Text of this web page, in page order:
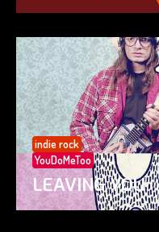
indie rock
YouDoMeToo
LEAVING YOU